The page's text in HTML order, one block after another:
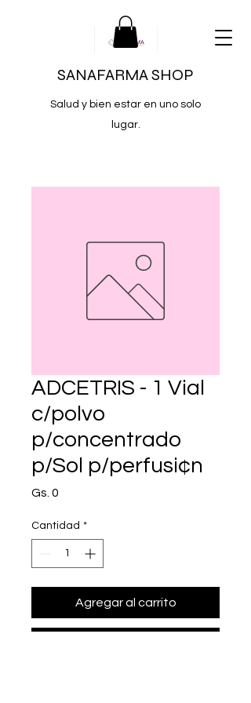
SANAFARMA SHOP
Salud y bien estar en uno solo
lugar.
ADCETRIS - 1 Vial
c/polvo
p/concentrado
p/Sol p/perfusi¢n
Gs. 0
Cantidad *
Agregar al carrito